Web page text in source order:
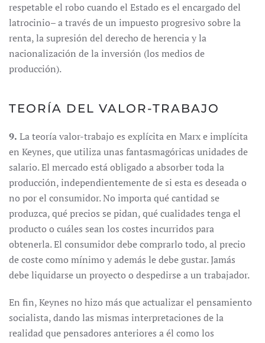
respetable el robo cuando el Estado es el encargado del
latrocinio– a través de un impuesto progresivo sobre la
renta, la supresión del derecho de herencia y la
nacionalización de la inversión (los medios de
producción).
TEORÍA DEL VALOR-TRABAJO
9. La teoría valor-trabajo es explícita en Marx e implícita
en Keynes, que utiliza unas fantasmagóricas unidades de
salario. El mercado está obligado a absorber toda la
producción, independientemente de si esta es deseada o
no por el consumidor. No importa qué cantidad se
produzca, qué precios se pidan, qué cualidades tenga el
producto o cuáles sean los costes incurridos para
obtenerla. El consumidor debe comprarlo todo, al precio
de coste como mínimo y además le debe gustar. Jamás
debe liquidarse un proyecto o despedirse a un trabajador.
En fin, Keynes no hizo más que actualizar el pensamiento
socialista, dando las mismas interpretaciones de la
realidad que pensadores anteriores a él como los